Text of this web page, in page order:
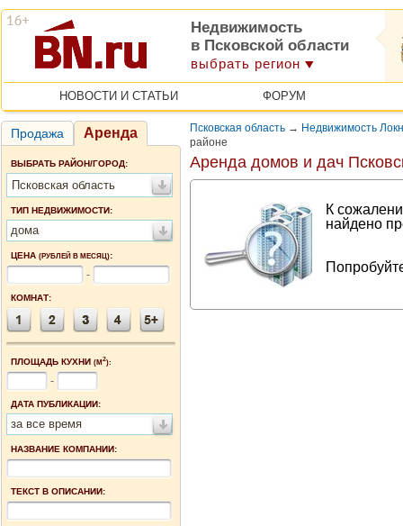
Недвижимость
в Псковской области
выбрать регион
НОВОСТИ И СТАТЬИ ФОРУМ
Продажа Аренда
ВЫБРАТЬ РАЙОН/ГОРОД:
Псковская область
ТИП НЕДВИЖИМОСТИ:
дома
ЦЕНА (РУБЛЕЙ В МЕСЯЦ):
-
КОМНАТ:
ПЛОЩАДЬ КУХНИ (М2):
-
ДАТА ПУБЛИКАЦИИ:
за все время
НАЗВАНИЕ КОМПАНИИ:
ТЕКСТ В ОПИСАНИИ:
Псковская область → Недвижимость
районе
Аренда домов и дач
К
найдено